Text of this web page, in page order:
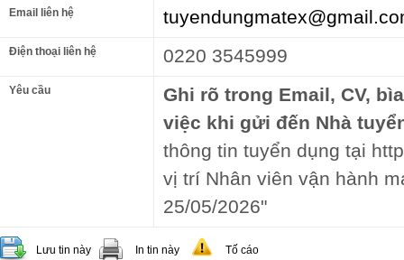
Email liên hệ
Điện thoại liên hệ 0220 3545999
Yêu cầu
Ghi rõ trong Email, CV,
việc khi gửi đến Nhà
thông tin tuyển dụng tại
vị trí Nhân viên vận hành
25/05/2026"
Lưu tin này In tin này Tố cáo